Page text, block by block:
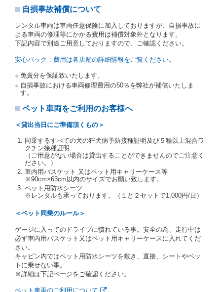
写しを添付するため、貸渡契約の締結にあたり、借受
人に対し、借受人の指定する運転者（以下「運転者」
といいます。）の運転免許証の提示を求めるほか、そ
の写しの提出を求めることがあります。この場合、借
受人は、自己が運転者であるときは自己の運転免許証
の運転免許証を提示するものとします。
交通局長通達「レンタカーに関する基本通達」（自
旅第138号 平成7年6月13日）の２．(10)及び(11)の
注２）運転免許証とは、道路交通法第９２条に規定
される運転免許証のうち、道路交通法施行規則第１
９条別記様式第１４の書式の運転免許証をいいま
す。
当社は、貸渡契約の締結にあたり、借受人及び運転者
に対し、運転免許証のほかに本人確認ができる書類の
提示を求め、及び提出された書類の写しをとることが
あります。
当社は、貸渡契約の締結にあたり、借受期間中に借受
人及び運転者と連絡するための携帯電話番号等の告知
を求めます。
レジットカード若しくは現金による支払いを求め、又
借受人は契約後の借受期間の延長はできないものとし
ます。
当社は、借受人又は運転者が前3項に従わない場合
は、貸渡契約の締結を拒絶するとともに、予約を取消
すことができるものとします。なお、この場合の予約
のとします。
自損事故補償について
レンタル車両は車両任意保険に加入しておりますが、自損事故に
よる車両の修理等にかかる費用は補償対象外となります。
下記内容で別途ご用意しておりますので、ご確認ください。
安心パック：費用は各店舗の詳細情報をご覧ください。
免責分を保証致いたします。
自損事故における車両修理費用の50％を弊社が補償いたしま
す。
ペット車両をご利用のお客様へ
＜貸出当日にご準備頂くもの＞
同乗するすべての犬の狂犬病予防接種証明及び５種以上混合ワ
クチン接種証明
（ご用意がない場合は貸出することができませんのでご注意く
ださい。）
車内用バスケット 又はペット用キャリーケース等
※90cm×63cm以内のサイズでお願い致します。
ペット用防水シーツ
※レンタルも承っております。（１と２セットで1,000円/日）
＜ペット同乗のルール＞
ゲージに入ってのドライブに慣れている事。安全の為、走行中は
必ず車内用バスケット又はペット用キャリーケースに入れてくだ
さい。
キャビン内ではペット用防水シーツを敷き、直接、シートやベッ
トに乗せない事。
※詳細は下記ページをご確認ください。
ペット車両のご利用について